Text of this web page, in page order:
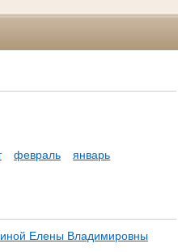
февраль
январь
Елены Владимировны